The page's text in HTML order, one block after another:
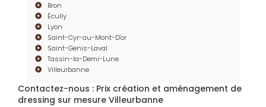
Bron
Écully
Lyon
Saint-Cyr-au-Mont-D'or
Saint-Genis-Laval
Tassin-la-Demi-Lune
Villeurbanne
Contactez-nous : Prix création et aménagement de
dressing sur mesure Villeurbanne